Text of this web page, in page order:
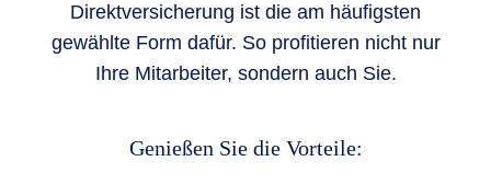
Direktversicherung ist die am häufigsten
gewählte Form dafür. So profitieren nicht nur
Ihre Mitarbeiter, sondern auch Sie.
Genießen Sie die Vorteile: